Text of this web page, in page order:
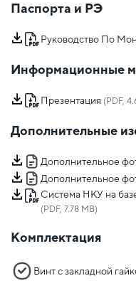
Паспорта и РЭ
Руководство По
Информационные
Презентация (PDF,
Дополнительные
Дополнительное
Дополнительное
Система НКУ на
(PDF, 7.78 MB)
Комплектация
Винт с закладной